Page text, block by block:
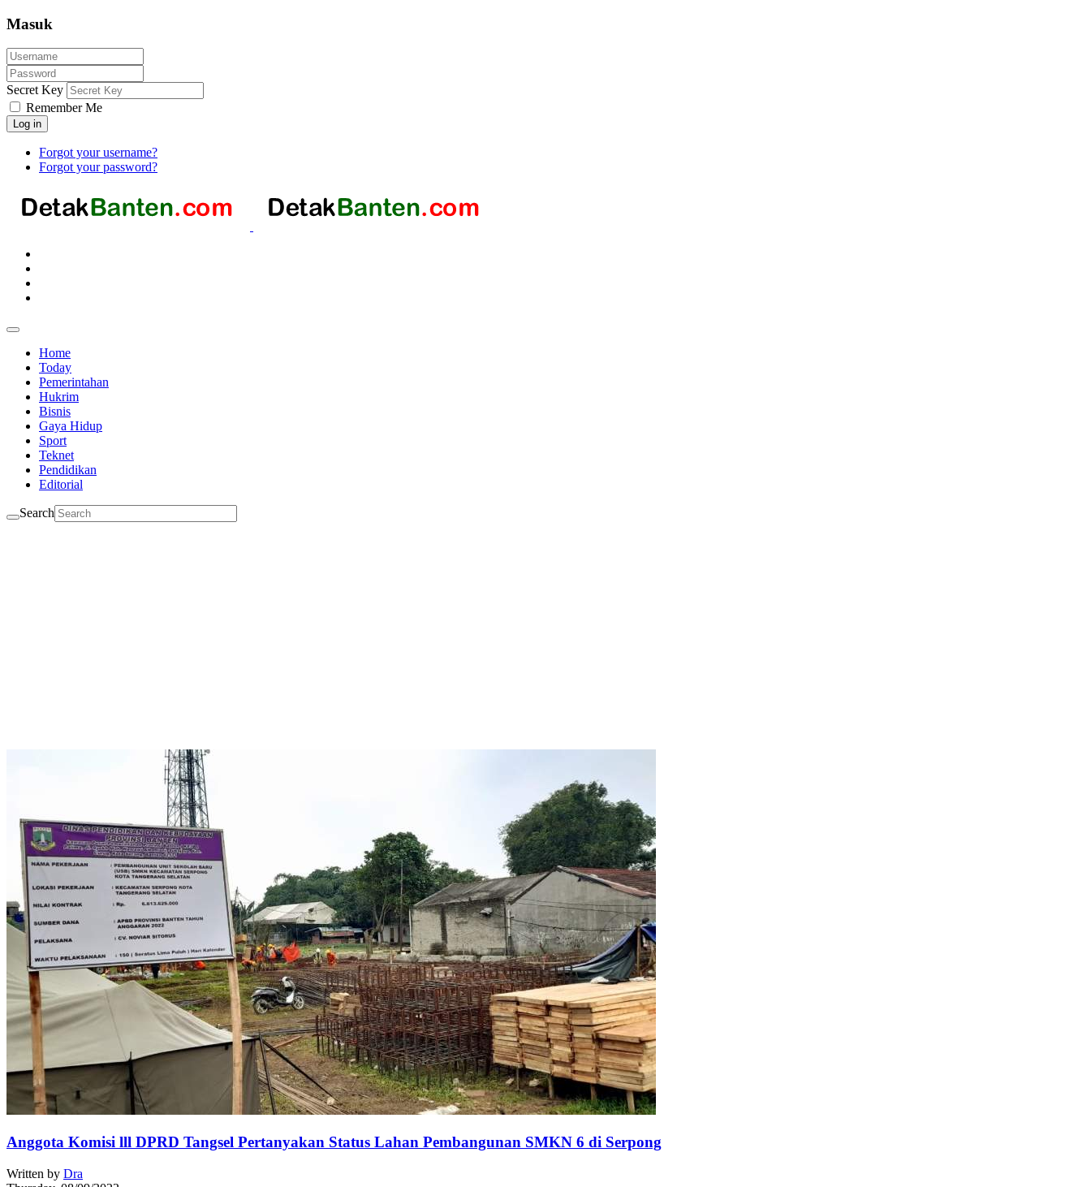
Masuk
Secret Key
Remember Me
Log in
Forgot your username?
Forgot your password?
Home
Today
Pemerintahan
Hukrim
Bisnis
Gaya Hidup
Sport
Teknet
Pendidikan
Editorial
Search
Anggota Komisi lll DPRD Tangsel Pertanyakan Status Lahan Pembangunan SMKN 6 di Serpong
Written by Dra